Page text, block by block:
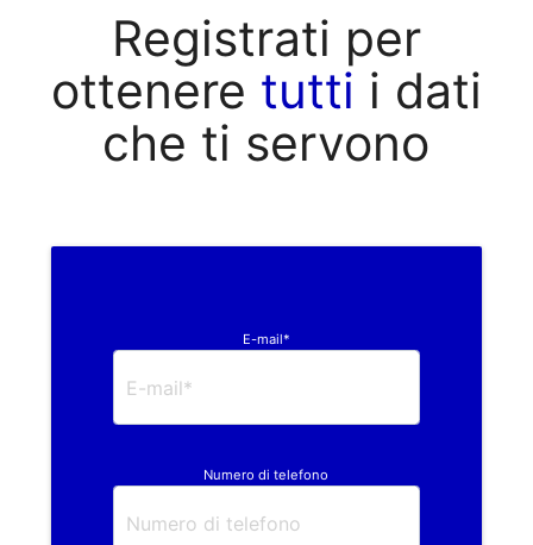
Registrati per
ottenere tutti i dati
che ti servono
E-mail*
Numero di telefono